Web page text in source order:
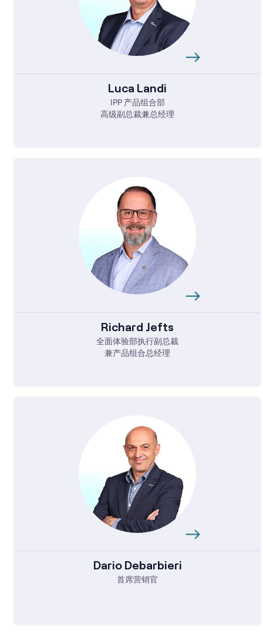
Luca Landi
IPP 产品组合部
高级副总裁兼总经理
Richard Jefts
全面体验部执行副总裁
兼产品组合总经理
Dario Debarbieri
首席营销官